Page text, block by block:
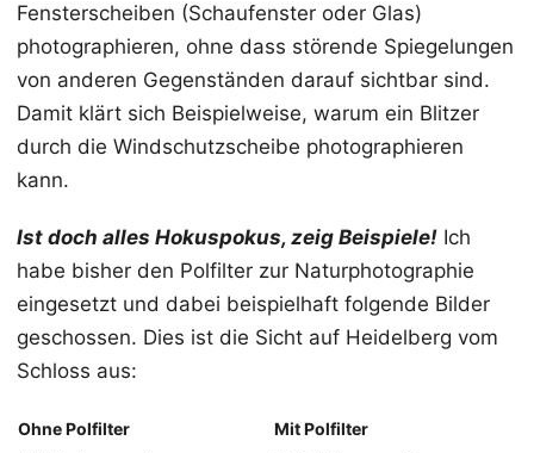
Fensterscheiben (Schaufenster oder Glas)
photographieren, ohne dass störende Spiegelungen
von anderen Gegenständen darauf sichtbar sind.
Damit klärt sich Beispielweise, warum ein Blitzer
durch die Windschutzscheibe photographieren
kann.
Ist doch alles Hokuspokus, zeig Beispiele! Ich
habe bisher den Polfilter zur Naturphotographie
eingesetzt und dabei beispielhaft folgende Bilder
geschossen. Dies ist die Sicht auf Heidelberg vom
Schloss aus:
Ohne Polfilter Mit Polfilter